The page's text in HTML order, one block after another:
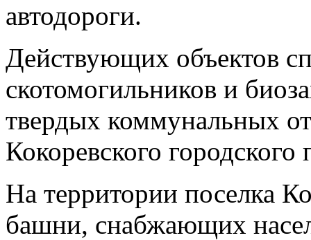
автодороги.
Действующих объектов
скотомогильников и
твердых коммунальных
Кокоревского
На территории поселка
башни, снабжающих